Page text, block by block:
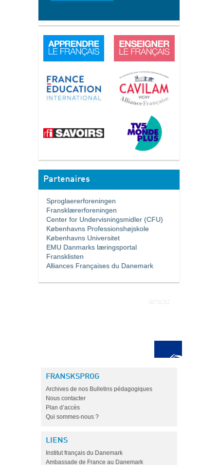
Partenaires
Sproglaererforeningen
Fransklærerforeningen
Center for Undervisningsmidler (CFU)
Københavns Professionshøjskole
Københavns Universitet
EMU Danmarks læringsportal
Fransklisten
Alliances Françaises du Danemark
FRANSKSPROG
Archives de nos Bulletins pédagogiques
Nous contacter
Plan d’accès
Qui sommes-nous ?
LIENS
Institut français du Danemark
Ambassade de France au Danemark